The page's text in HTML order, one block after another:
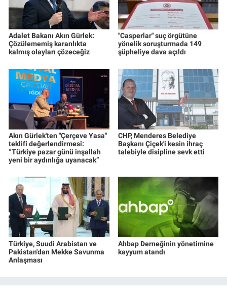
Adalet Bakanı Akın Gürlek:
Çözülememiş karanlıkta
kalmış olayları çözeceğiz
"Casperlar" suç örgütüne
yönelik soruşturmada 149
şüpheliye dava açıldı
Akın Gürlek'ten "Çerçeve Yasa"
teklifi değerlendirmesi:
“Türkiye pazar günü inşallah
yeni bir aydınlığa uyanacak”
CHP, Menderes Belediye
Başkanı Çiçek'i kesin ihraç
talebiyle disipline sevk etti
Türkiye, Suudi Arabistan ve
Pakistan'dan Mekke Savunma
Anlaşması
Ahbap Derneğinin yönetimine
kayyum atandı